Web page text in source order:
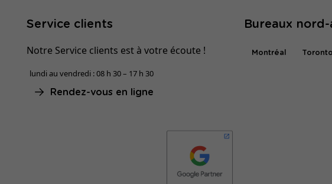
Service clients
Notre Service clients est à votre écoute !
lundi au vendredi : 08 h 30 – 17 h 30
Rendez-vous en ligne
Bureaux
Montréal Toronto